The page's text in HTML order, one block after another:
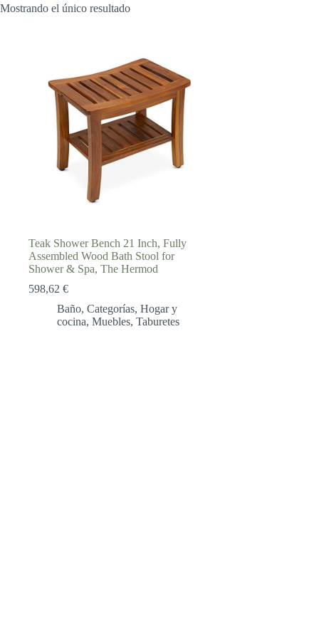
Mostrando el único resultado
Teak Shower Bench 21 Inch, Fully
Assembled Wood Bath Stool for
Shower & Spa, The Hermod
598,62 €
Baño, Categorías, Hogar y
cocina, Muebles, Taburetes